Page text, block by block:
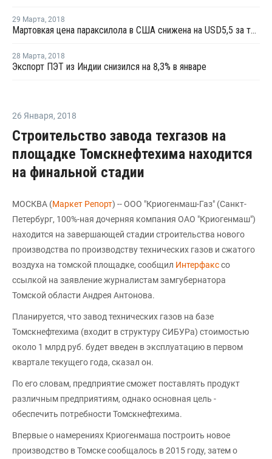
29 Марта, 2018
Мартовкая цена параксилола в США снижена на USD5,5 за тонну
28 Марта, 2018
Экспорт ПЭТ из Индии снизился на 8,3% в январе
26 Января, 2018
Строительство завода техгазов на
площадке Томскнефтехима находится
на финальной стадии
МОСКВА (Маркет Репорт) -- ООО "Криогенмаш-Газ" (Санкт-
Петербург, 100%-ная дочерняя компания ОАО "Криогенмаш")
находится на завершающей стадии строительства нового
производства по производству технических газов и сжатого
воздуха на томской площадке, сообщил Интерфакссо
ссылкой на заявление журналистам замгубернатора
Томской области Андрея Антонова.
Планируется, что завод технических газов на базе
Томскнефтехима (входит в структуру СИБУРа) стоимостью
около 1 млрд руб. будет введен в эксплуатацию в первом
квартале текущего года, сказал он.
По его словам, предприятие сможет поставлять продукт
различным предприятиям, однако основная цель -
обеспечить потребности Томскнефтехима.
Впервые о намерениях Криогенмаша построить новое
производство в Томске сообщалось в 2015 году, затем о